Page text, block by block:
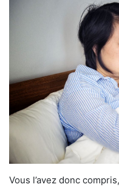
Vous l’avez donc